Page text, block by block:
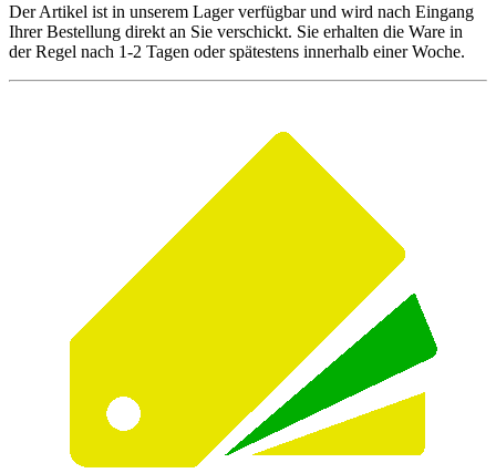
Der Artikel ist in unserem Lager verfügbar und wird nach Eingang
Ihrer Bestellung direkt an Sie verschickt. Sie erhalten die Ware in
der Regel nach 1-2 Tagen oder spätestens innerhalb einer Woche.